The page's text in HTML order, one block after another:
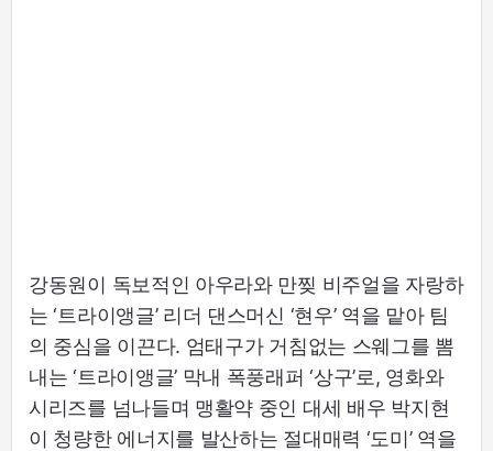
강동원이 독보적인 아우라와 만찢 비주얼을 자랑하
는 ‘트라이앵글’ 리더 댄스머신 ‘현우’ 역을 맡아 팀
의 중심을 이끈다. 엄태구가 거침없는 스웨그를 뽐
내는 ‘트라이앵글’ 막내 폭풍래퍼 ‘상구’로, 영화와
시리즈를 넘나들며 맹활약 중인 대세 배우 박지현
이 청량한 에너지를 발산하는 절대매력 ‘도미’ 역을